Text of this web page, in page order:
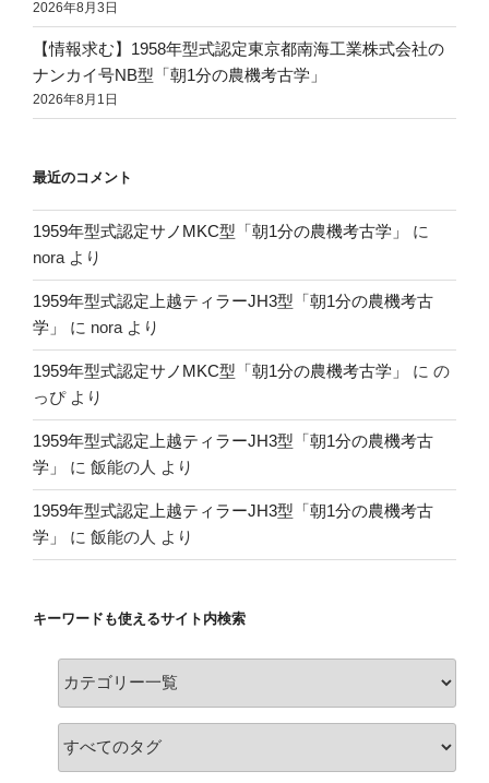
2026年8月3日
【情報求む】1958年型式認定東京都南海工業株式会社の
ナンカイ号NB型「朝1分の農機考古学」
2026年8月1日
最近のコメント
1959年型式認定サノMKC型「朝1分の農機考古学」
に
nora より
1959年型式認定上越ティラーJH3型「朝1分の農機考古
学」
に nora より
1959年型式認定サノMKC型「朝1分の農機考古学」 に の
っぴより
1959年型式認定上越ティラーJH3型「朝1分の農機考古
学」
に 飯能の人 より
1959年型式認定上越ティラーJH3型「朝1分の農機考古
学」
に 飯能の人 より
キーワードも使えるサイト内検索